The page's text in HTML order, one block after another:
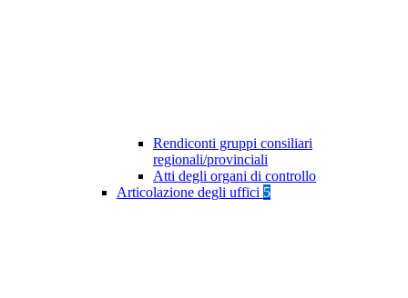
Rendiconti gruppi consiliari
regionali/provinciali
Atti degli organi di controllo
Articolazione degli uffici 5